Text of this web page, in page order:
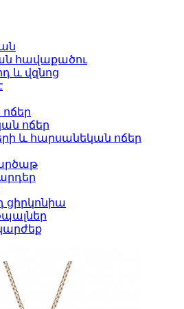
հավաքածու
և վզնոց
ոճեր
և հարսանեկան ոճեր
ցիրկոնիա